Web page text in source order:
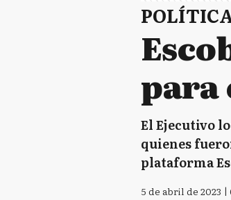
para
El Ejecutivo
quienes
plataforma
5 de abril de 2023 |